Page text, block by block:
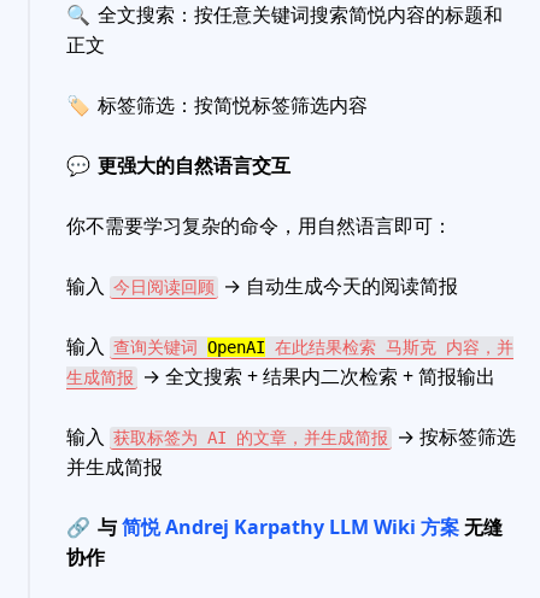
🔍 全文搜索：按任意关键词搜索简悦内容的标题和
正文
🏷 标签筛选：按简悦标签筛选内容
💬 更强大的自然语言交互
你不需要学习复杂的命令，用自然语言即可：
输入 今日阅读回顾 → 自动生成今天的阅读简报
输入 查询关键词 OpenAI 在此结果检索 马斯克 内容，并
生成简报
→ 全文搜索 + 结果内二次检索 + 简报输出
输入 获取标签为 AI 的文章，并生成简报
→ 按标签筛选
并生成简报
🔗 与简悦 Andrej Karpathy LLM Wiki 方案无缝
协作